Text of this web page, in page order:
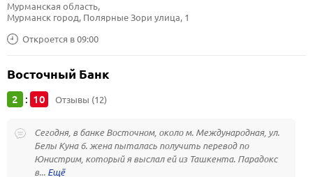
Откроется в 09:00
Мурманская область,
Мурманск город, Полярные Зори улица, 1
Восточный Банк
2 : 10 Отзывы (12)
Сегодня, в банке Восточном, около м. Международная, ул.
Белы Куна 6. жена пыталась получить перевод по
Юнистрим, который я выслал ей из Ташкента. Парадокс
в...